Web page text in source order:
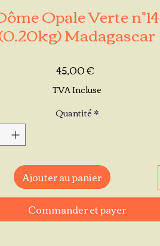
Opale Verte n°14
Madagascar
45,00 €Prix
TVA Incluse
Quantité*
Ajouter au panier
Commander et payer